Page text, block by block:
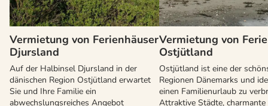
Vermietung von Ferienhäuser
Djursland
Auf der Halbinsel Djursland in der
dänischen Region Ostjütland erwartet
Sie und Ihre Familie ein
abwechslungsreiches Angebot
Vermietung von
Ostjütland
Ostjütland ist eine der
Regionen Dänemarks und
einen Familienurlaub zu
Attraktive Städte, charmante